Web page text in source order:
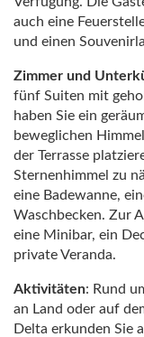
auch eine
und einen
Zimmer und
fünf Suiten mit
haben Sie ein
beweglichen
der Terrasse
Sternenhimmel zu
eine Badewanne,
Waschbecken. Zur
eine Minibar, ein
private Veranda.
Aktivitäten: Rund
an Land oder auf
Delta erkunden Sie